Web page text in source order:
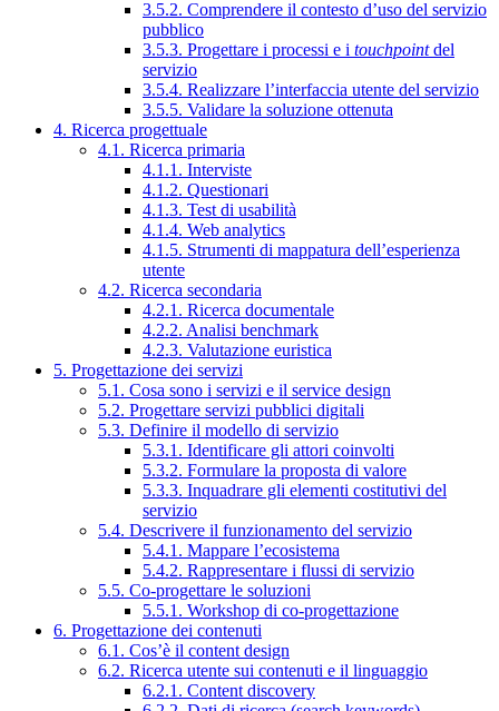
3.5.2. Comprendere il contesto d’uso del servizio
pubblico
3.5.3. Progettare i processi e i touchpointdel
servizio
3.5.4. Realizzare l’interfaccia utente del servizio
3.5.5. Validare la soluzione ottenuta
4. Ricerca progettuale
4.1. Ricerca primaria
4.1.1. Interviste
4.1.2. Questionari
4.1.3. Test di usabilità
4.1.4. Web analytics
4.1.5. Strumenti di mappatura dell’esperienza
utente
4.2. Ricerca secondaria
4.2.1. Ricerca documentale
4.2.2. Analisi benchmark
4.2.3. Valutazione euristica
5. Progettazione dei servizi
5.1. Cosa sono i servizi e il service design
5.2. Progettare servizi pubblici digitali
5.3. Definire il modello di servizio
5.3.1. Identificare gli attori coinvolti
5.3.2. Formulare la proposta di valore
5.3.3. Inquadrare gli elementi costitutivi del
servizio
5.4. Descrivere il funzionamento del servizio
5.4.1. Mappare l’ecosistema
5.4.2. Rappresentare i flussi di servizio
5.5. Co-progettare le soluzioni
5.5.1. Workshop di co-progettazione
6. Progettazione dei contenuti
6.1. Cos’è il content design
6.2. Ricerca utente sui contenuti e il linguaggio
6.2.1. Content discovery